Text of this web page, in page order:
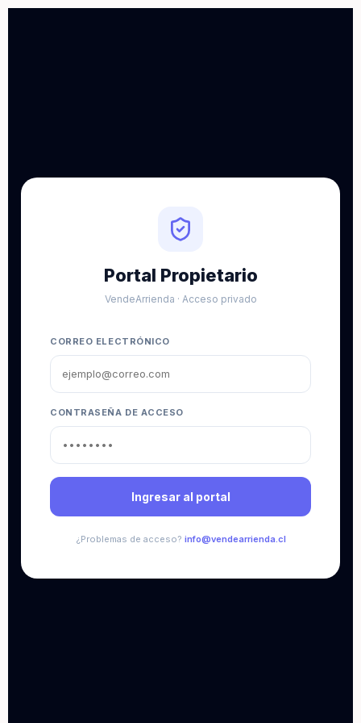
Portal Propietario
VendeArrienda · Acceso privado
CORREO ELECTRÓNICO
CONTRASEÑA DE ACCESO
Ingresar al portal
¿Problemas de acceso? info@vendearrienda.cl